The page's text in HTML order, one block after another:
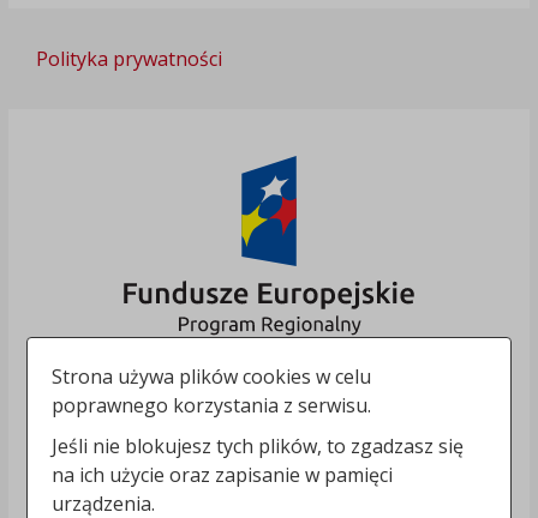
Polityka prywatności
Strona używa plików cookies w celu
poprawnego korzystania z serwisu.
Jeśli nie blokujesz tych plików, to zgadzasz się
na ich użycie oraz zapisanie w pamięci
urządzenia.